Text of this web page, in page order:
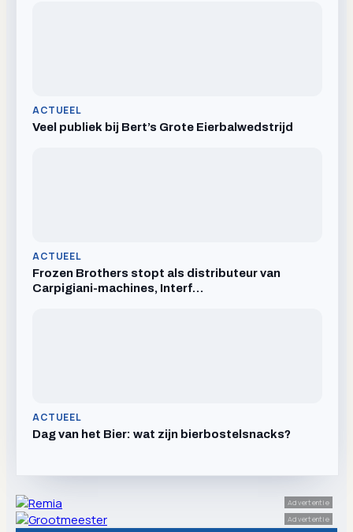
ACTUEEL
Veel publiek bij Bert’s Grote Eierbalwedstrijd
ACTUEEL
Frozen Brothers stopt als distributeur van
Carpigiani-machines, Interf…
ACTUEEL
Dag van het Bier: wat zijn bierbostelsnacks?
Advertentie
Advertentie